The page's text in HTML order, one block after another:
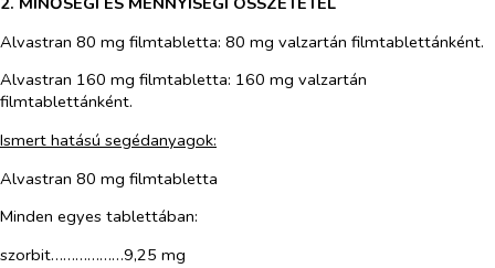
Alvastran 80 mg filmtabletta: 80 mg valzartán filmtablettánként.
Alvastran 160 mg filmtabletta: 160 mg valzartán
filmtablettánként.
Ismert hatású segédanyagok:
Alvastran 80 mg filmtabletta
Minden egyes tablettában:
szorbit………………9,25 mg